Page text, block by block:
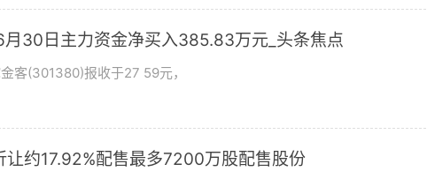
30日主力资金净买入385.83万元_头条焦点
客(301380)报收于27 59元，
约17.92%配售最多7200万股配售股份